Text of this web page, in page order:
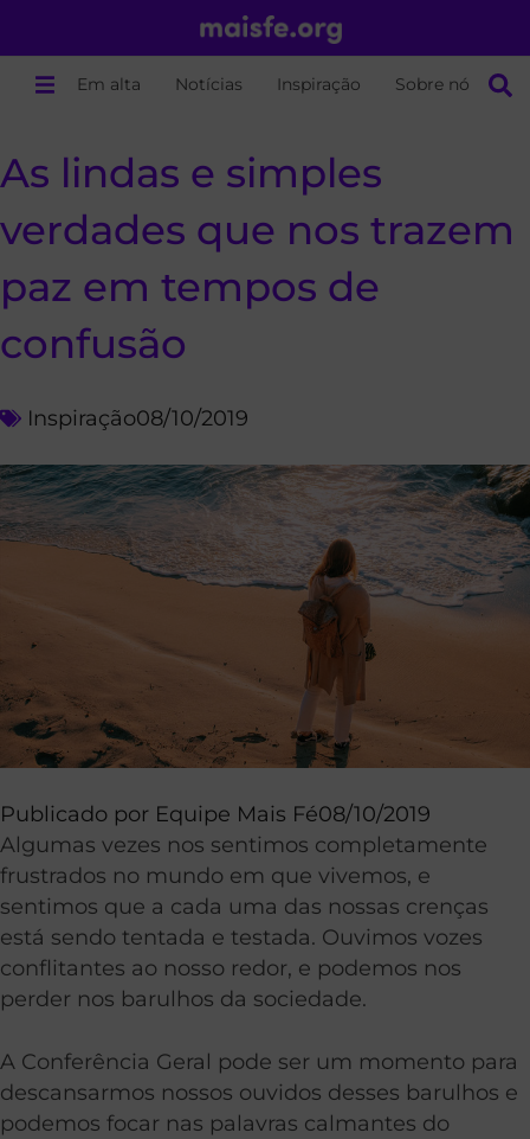
Em alta Notícias Inspiração Sobre nós
As lindas e simples
verdades que nos trazem
paz em tempos de
confusão
Inspiração08/10/2019
Publicado por Equipe Mais Fé08/10/2019
Algumas vezes nos sentimos completamente
frustrados no mundo em que vivemos, e
sentimos que a cada uma das nossas crenças
está sendo tentada e testada. Ouvimos vozes
conflitantes ao nosso redor, e podemos nos
perder nos barulhos da sociedade.
A Conferência Geral pode ser um momento para
descansarmos nossos ouvidos desses barulhos e
podemos focar nas palavras calmantes do